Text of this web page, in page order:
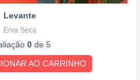
Levante
Erva Seca
0 de 5
AO CARRINHO